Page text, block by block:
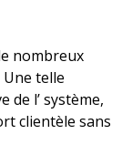
nombreux
telle
l’ système,
clientèle sans